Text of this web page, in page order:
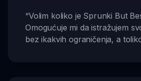
“Volim koliko je Sprunki But
Omogućuje mi da istražujem
bez ikakvih ograničenja, a